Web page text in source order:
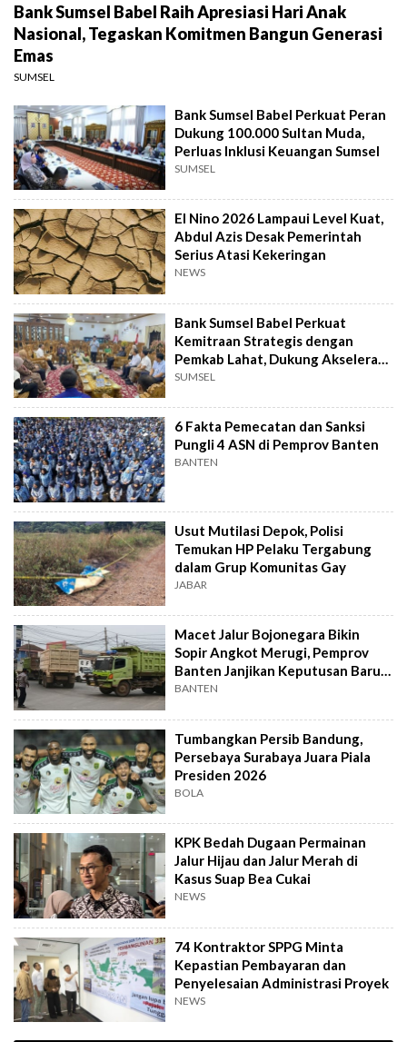
Bank Sumsel Babel Raih Apresiasi Hari Anak
Nasional, Tegaskan Komitmen Bangun Generasi
Emas
SUMSEL
Bank Sumsel Babel Perkuat Peran
Dukung 100.000 Sultan Muda,
Perluas Inklusi Keuangan Sumsel
SUMSEL
El Nino 2026 Lampaui Level Kuat,
Abdul Azis Desak Pemerintah
Serius Atasi Kekeringan
NEWS
Bank Sumsel Babel Perkuat
Kemitraan Strategis dengan
Pemkab Lahat, Dukung Akselerasi
Ekonomi Daerah
SUMSEL
6 Fakta Pemecatan dan Sanksi
Pungli 4 ASN di Pemprov Banten
BANTEN
Usut Mutilasi Depok, Polisi
Temukan HP Pelaku Tergabung
dalam Grup Komunitas Gay
JABAR
Macet Jalur Bojonegara Bikin
Sopir Angkot Merugi, Pemprov
Banten Janjikan Keputusan Baru 4
Hari Lagi
BANTEN
Tumbangkan Persib Bandung,
Persebaya Surabaya Juara Piala
Presiden 2026
BOLA
KPK Bedah Dugaan Permainan
Jalur Hijau dan Jalur Merah di
Kasus Suap Bea Cukai
NEWS
74 Kontraktor SPPG Minta
Kepastian Pembayaran dan
Penyelesaian Administrasi Proyek
NEWS